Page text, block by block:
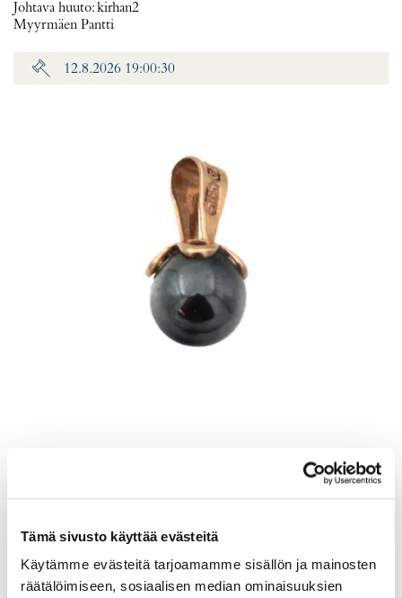
Tämä sivusto käyttää evästeitä
Käytämme evästeitä tarjoamamme sisällön ja mainosten
räätälöimiseen, sosiaalisen median ominaisuuksien
Johtava huuto:kirhan2
Myyrmäen Pantti
12.8.2026 19:00:30
Myyrmäen Pantti
12.8.2026 19:33:30